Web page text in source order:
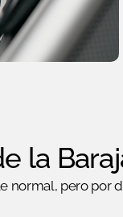
la
normal, pero por